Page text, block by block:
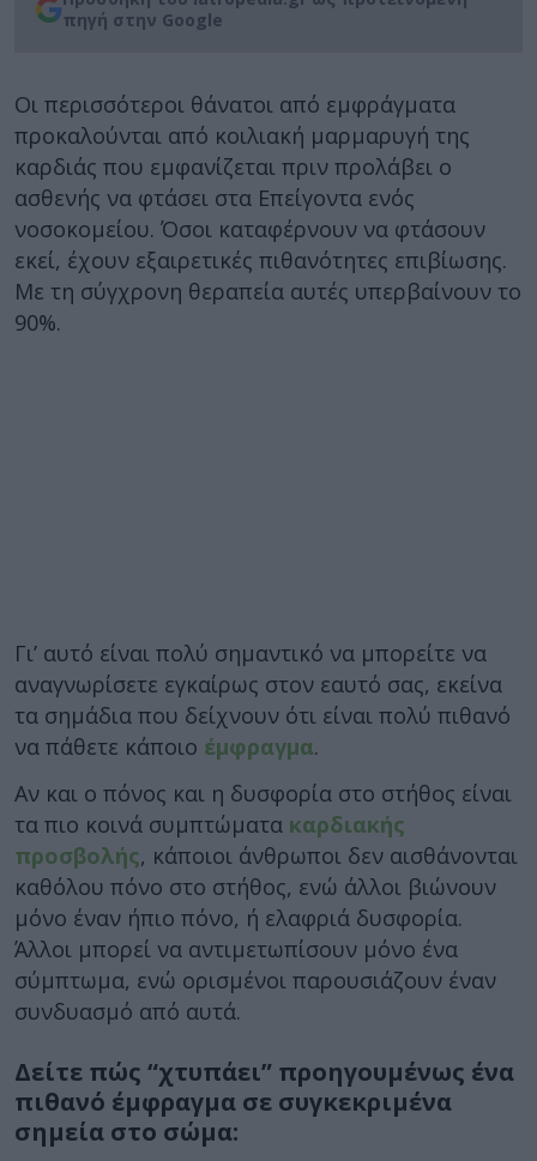
πηγή στην Google
Οι περισσότεροι θάνατοι από εμφράγματα
προκαλούνται από κοιλιακή μαρμαρυγή της
καρδιάς που εμφανίζεται πριν προλάβει ο
ασθενής να φτάσει στα Επείγοντα ενός
νοσοκομείου. Όσοι καταφέρνουν να φτάσουν
εκεί, έχουν εξαιρετικές πιθανότητες επιβίωσης.
Με τη σύγχρονη θεραπεία αυτές υπερβαίνουν το
90%.
Γι’ αυτό είναι πολύ σημαντικό να μπορείτε να
αναγνωρίσετε εγκαίρως στον εαυτό σας, εκείνα
τα σημάδια που δείχνουν ότι είναι πολύ πιθανό
να πάθετε κάποιο έμφραγμα.
Αν και ο πόνος και η δυσφορία στο στήθος είναι
τα πιο κοινά συμπτώματα καρδιακής
προσβολής, κάποιοι άνθρωποι δεν αισθάνονται
καθόλου πόνο στο στήθος, ενώ άλλοι βιώνουν
μόνο έναν ήπιο πόνο, ή ελαφριά δυσφορία.
Άλλοι μπορεί να αντιμετωπίσουν μόνο ένα
σύμπτωμα, ενώ ορισμένοι παρουσιάζουν έναν
συνδυασμό από αυτά.
Δείτε πώς “χτυπάει” προηγουμένως ένα
πιθανό έμφραγμα σε συγκεκριμένα
σημεία στο σώμα: